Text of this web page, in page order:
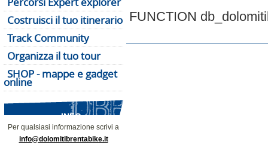
Costruisci il tuo itinerario
Track Community
Organizza il tuo tour
SHOP - mappe e gadget
online
INFO
Per qualsiasi informazione scrivi a
info@dolomitibrentabike.it
FUNCTION